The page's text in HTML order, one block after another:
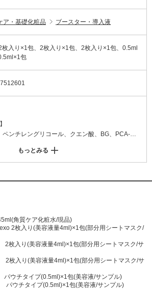
ア・基礎化粧品 ブースター・導入液
枚入り×1包、2枚入り×1包、2枚入り×1包、0.5ml
包
ンチレングリコール、クエン酸、BG、PCA-N
、ナツメ果実エキス、グレープフルーツ果実エキ
クエン酸Na、グリコール酸、β-グルカン、シクロ
もっとみる
角質ケア化粧水/現品)
2枚入り(美容液量4ml)×1包(部分用シートマスク/
2枚入り(美容液量4ml)×1包(部分用シートマスク/サ
2枚入り(美容液量4ml)×1包(部分用シートマスク/サ
パウチタイプ(0.5ml)×1包(美容液/サンプル)
パウチタイプ(0.5ml)×1包(美容液/サンプル)